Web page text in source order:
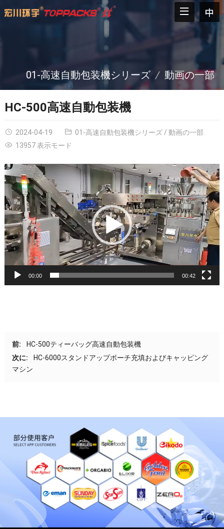
01-高速自動包装機シリーズ 動画の一部
HC-500高速自動包装機
2024-04-19 01-高速自動包装機シリーズ/ 動画の一部
13957 表示モード
Video
Player
00:00 00:42
前:
HC-500ティーバッグ高速自動包装機
次に:
HC-6000スタンドアップポーチ充填およびキャッピング
マシン